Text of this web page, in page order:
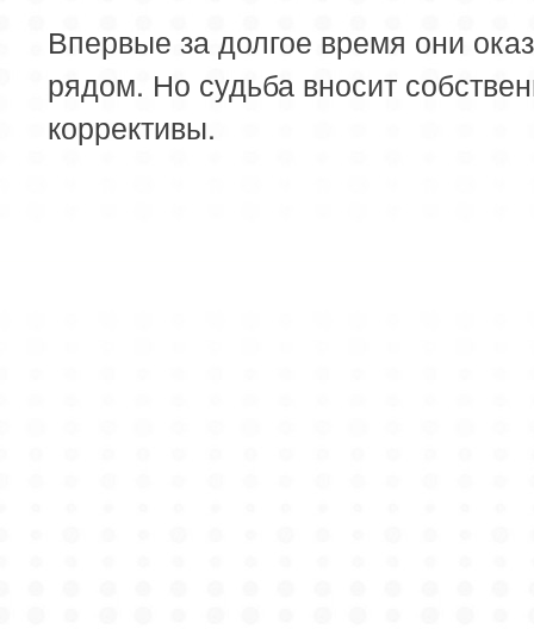
Впервые за долгое время они
рядом. Но судьба вносит
коррективы.